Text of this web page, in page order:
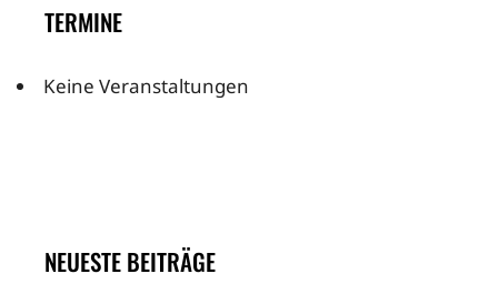
TERMINE
Keine Veranstaltungen
NEUESTE BEITRÄGE